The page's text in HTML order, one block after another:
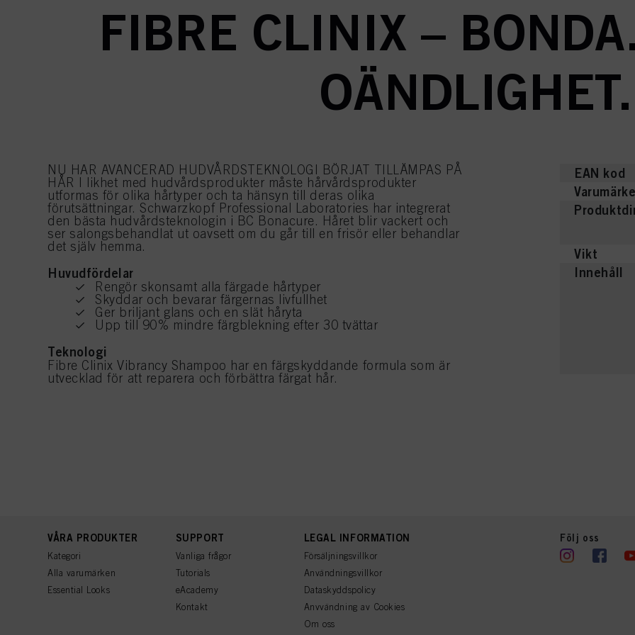
FIBRE CLINIX –
OÄNDLIGHET.
NU HAR AVANCERAD HUDVÅRDSTEKNOLOGI BÖRJAT TILLÄMPAS PÅ
HÅR I likhet med hudvårdsprodukter måste hårvårdsprodukter
utformas för olika hårtyper och ta hänsyn till deras olika
förutsättningar. Schwarzkopf Professional Laboratories har integrerat
den bästa hudvårdsteknologin i BC Bonacure. Håret blir vackert och
ser salongsbehandlat ut oavsett om du går till en frisör eller behandlar
det själv hemma.
Huvudfördelar
Rengör skonsamt alla färgade hårtyper
Skyddar och bevarar färgernas livfullhet
Ger briljant glans och en slät håryta
Upp till 90% mindre färgblekning efter 30 tvättar
Teknologi
Fibre Clinix Vibrancy Shampoo har en färgskyddande formula som är
utvecklad för att reparera och förbättra färgat hår.
EAN kod
Varumärke
Vikt
Innehåll
VÅRA PRODUKTER
Kategori
Alla varumärken
Essential Looks
SUPPORT
Vanliga frågor
Tutorials
eAcademy
Kontakt
LEGAL INFORMATION
Försäljningsvillkor
Användningsvillkor
Dataskyddspolicy
Anvvändning av Cookies
Om oss
Följ oss